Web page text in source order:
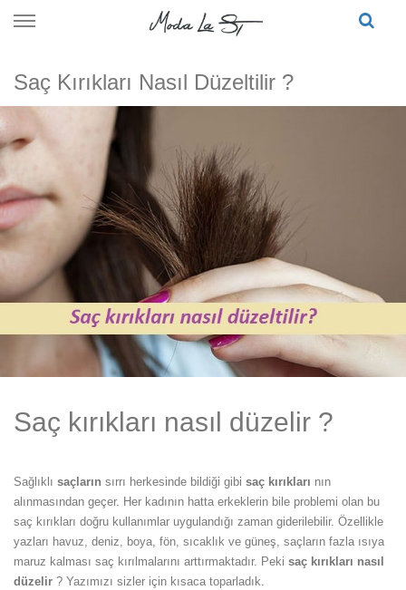
to
Saç Kırıkları Nasıl Düzeltilir ?
Saç kırıkları nasıl düzelir ?
Sağlıklı saçların sırrı herkesinde bildiği gibi saç kırıkları nın
alınmasından geçer. Her kadının hatta erkeklerin bile problemi olan bu
saç kırıkları doğru kullanımlar uygulandığı zaman giderilebilir. Özellikle
yazları havuz, deniz, boya, fön, sıcaklık ve güneş, saçların fazla ısıya
maruz kalması saç kırılmalarını arttırmaktadır. Peki saç kırıkları nasıl
düzelir ? Yazımızı sizler için kısaca toparladık.